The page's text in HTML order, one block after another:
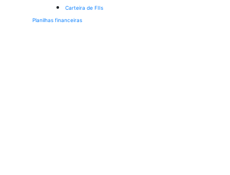
Carteira de FIIs
Planilhas financeiras